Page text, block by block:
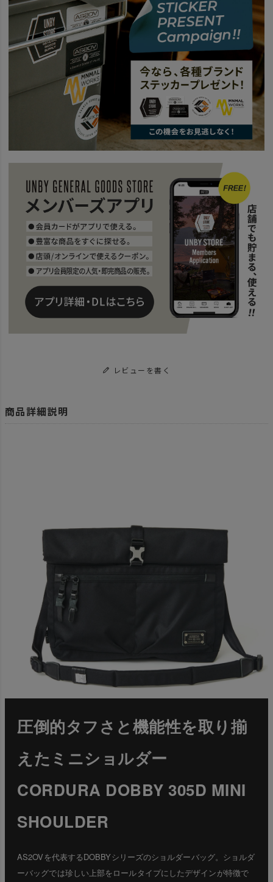
news TOTE & SHOULDER
news DOBBYシリーズ
DOBBYシリーズに新作登場
AS2OV TRAVEL FAIR
レビューを書く
商品詳細説明
圧倒的タフさと機能性を取り揃
えたミニショルダー
CORDURA DOBBY 305D MINI
SHOULDER
AS2OVを代表するDOBBYシリーズのショルダーバッグ。ショルダ
ーバッグでは珍しい上部をロールタイプにしたデザインが特徴で